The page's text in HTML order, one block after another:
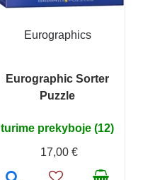
Eurographics
Eurographic Sorter
Puzzle
turime prekyboje (12)
17,00 €